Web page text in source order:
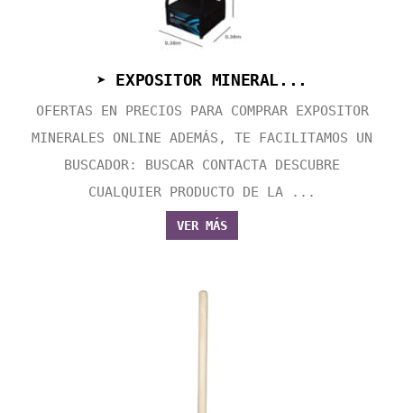
➤ EXPOSITOR MINERAL...
OFERTAS EN PRECIOS PARA COMPRAR EXPOSITOR
MINERALES ONLINE ADEMÁS, TE FACILITAMOS UN
BUSCADOR: BUSCAR CONTACTA DESCUBRE
CUALQUIER PRODUCTO DE LA ...
VER MÁS